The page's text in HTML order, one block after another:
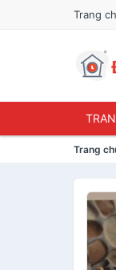
Trang
Trang